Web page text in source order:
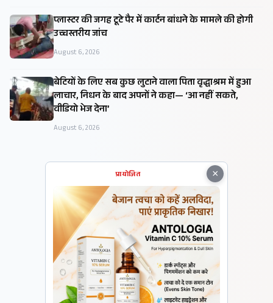
प्लास्टर की जगह टूटे पैर में कार्टन बांधने के मामले की होगी
उच्चस्तरीय जांच
August 6, 2026
बेटियों के लिए सब कुछ लुटाने वाला पिता वृद्धाश्रम में हुआ
लाचार, निधन के बाद अपनों ने कहा— ‘आ नहीं सकते,
वीडियो भेज देना’
August 6, 2026
×
प्रायोजित